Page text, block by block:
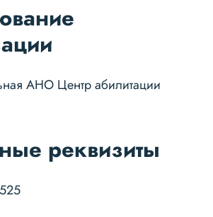
АНО Центр абилитации
реквизиты